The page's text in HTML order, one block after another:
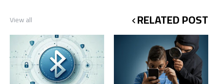
RELATED POST
View all